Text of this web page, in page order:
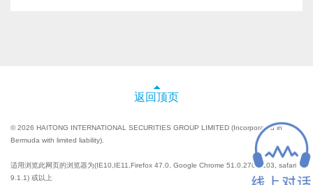
返回顶页
© 2026 HAITONG INTERNATIONAL SECURITIES GROUP LIMITED (Incorporated in
Bermuda with limited liability).
适用浏览此网页的浏览器为(IE10,IE11,Firefox 47.0, Google Chrome 51.0.2704.103, safari
9.1.1) 或以上